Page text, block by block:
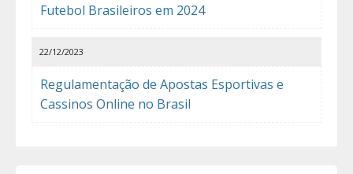
Futebol Brasileiros em 2024
Regulamentação de Apostas Esportivas e
Cassinos Online no Brasil
22/12/2023